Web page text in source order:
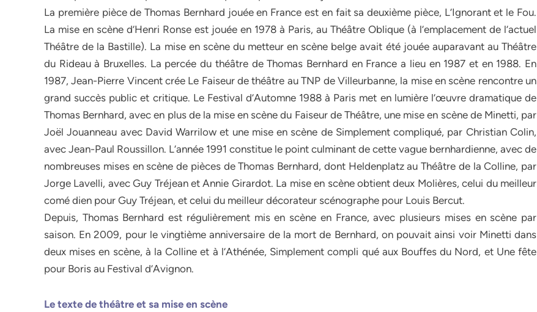
La première pièce de Thomas Bernhard jouée en France est en fait sa deuxième pièce, L’Ignorant et le Fou.
La mise en scène d’Henri Ronse est jouée en 1978 à Paris, au Théâtre Oblique (à l’emplacement de l’actuel
Théâtre de la Bastille). La mise en scène du metteur en scène belge avait été jouée auparavant au Théâtre
du Rideau à Bruxelles. La percée du théâtre de Thomas Bernhard en France a lieu en 1987 et en 1988. En
1987, Jean-Pierre Vincent crée Le Faiseur de théâtre au TNP de Villeurbanne, la mise en scène rencontre un
grand succès public et critique. Le Festival d’Automne 1988 à Paris met en lumière l’œuvre dramatique de
Thomas Bernhard, avec en plus de la mise en scène du Faiseur de Théâtre, une mise en scène de Minetti, par
Joël Jouanneau avec David Warrilow et une mise en scène de Simplement compliqué, par Christian Colin,
avec Jean-Paul Roussillon. L’année 1991 constitue le point culminant de cette vague bernhardienne, avec de
nombreuses mises en scène de pièces de Thomas Bernhard, dont Heldenplatz au Théâtre de la Colline, par
Jorge Lavelli, avec Guy Tréjean et Annie Girardot. La mise en scène obtient deux Molières, celui du meilleur
comé dien pour Guy Tréjean, et celui du meilleur décorateur scénographe pour Louis Bercut.
Depuis, Thomas Bernhard est régulièrement mis en scène en France, avec plusieurs mises en scène par
saison. En 2009, pour le vingtième anniversaire de la mort de Bernhard, on pouvait ainsi voir Minetti dans
deux mises en scène, à la Colline et à l’Athénée, Simplement compli qué aux Bouffes du Nord, et Une fête
pour Boris au Festival d’Avignon.
Le texte de théâtre et sa mise en scène